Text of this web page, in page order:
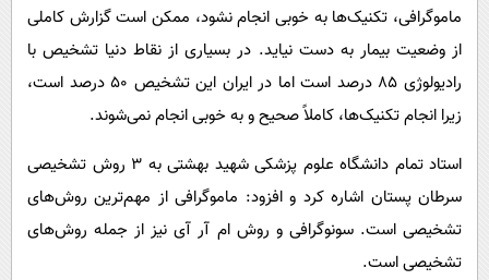
ماموگرافی، تکنیک‌ها به خوبی انجام نشود، ممکن است گزارش‌ کاملی
از وضعیت بیمار به دست نیاید. در بسیاری از نقاط دنیا تشخیص با
رادیولوژی ۸۵ درصد است اما در ایران این تشخیص ۵۰ درصد است،
زیرا انجام تکنیک‌ها، کاملاً صحیح و به خوبی انجام نمی‌شوند.
استاد تمام دانشگاه علوم پزشکی شهید بهشتی به ۳ روش تشخیصی
سرطان پستان اشاره کرد و افزود:‌ ماموگرافی از مهم‌ترین روش‌های
تشخیصی است. سونوگرافی و روش ام آر آی نیز از جمله روش‌های
تشخیصی است.